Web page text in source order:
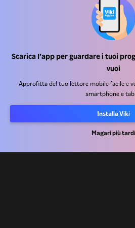
Scarica l’app per guardare i tuoi
vuoi
Approfitta del tuo lettore mobile facile e
smartphone e
Installa Viki
Magari più tardi
Centro assistenza
Partner per la distribuzione